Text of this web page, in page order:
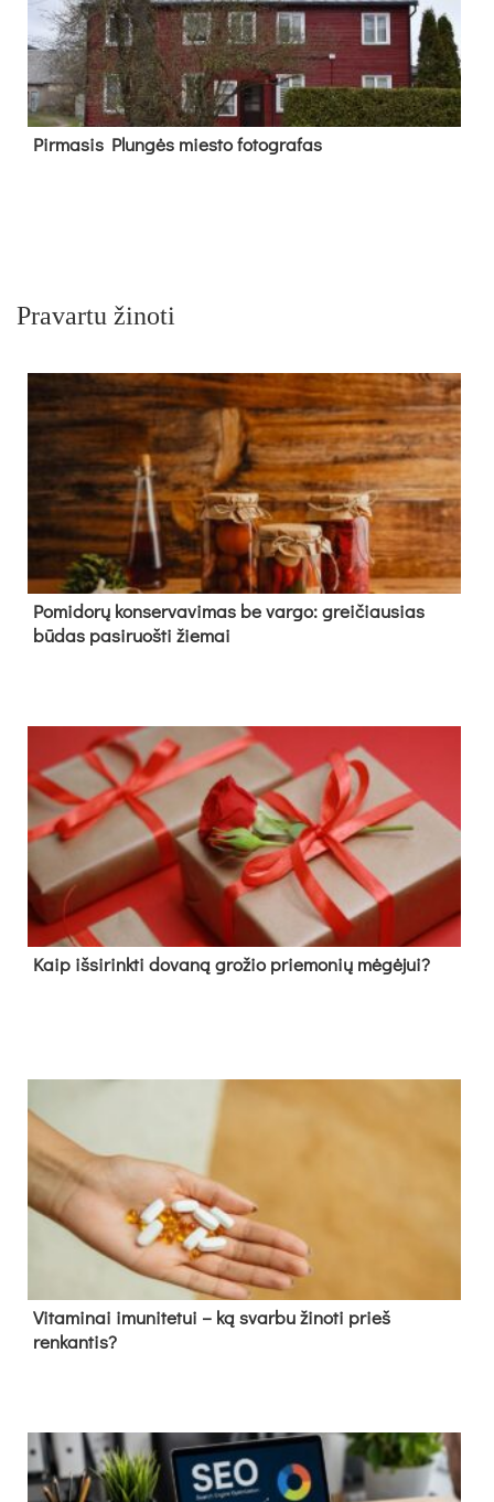
Pir­ma­sis Plun­gės mies­to fo­tog­ra­fas
Pravartu žinoti
Pomidorų konservavimas be vargo: greičiausias
būdas pasiruošti žiemai
Kaip išsirinkti dovaną grožio priemonių mėgėjui?
Vitaminai imunitetui – ką svarbu žinoti prieš
renkantis?